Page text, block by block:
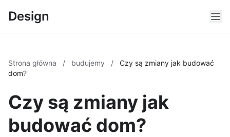
Design
Strona główna / budujemy /
Czy są zmiany jak budować
dom?
Czy są zmiany jak
budować dom?